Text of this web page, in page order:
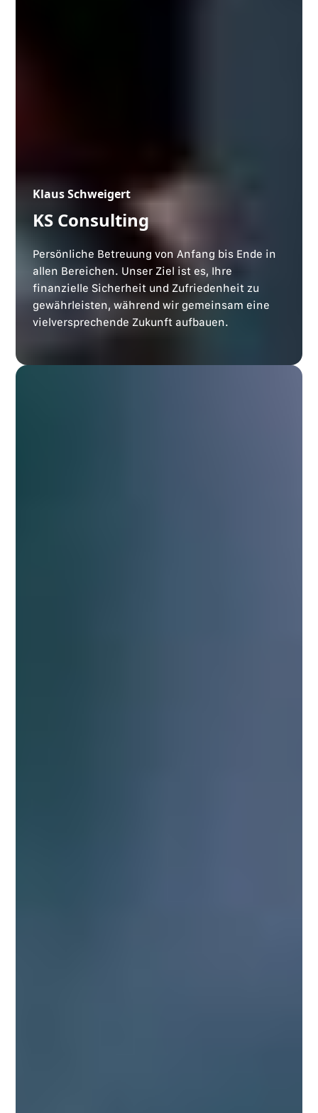
Klaus Schweigert
KS Consulting
Persönliche Betreuung von Anfang bis Ende in
allen Bereichen. Unser Ziel ist es, Ihre
finanzielle Sicherheit und Zufriedenheit zu
gewährleisten, während wir gemeinsam eine
vielversprechende Zukunft aufbauen.